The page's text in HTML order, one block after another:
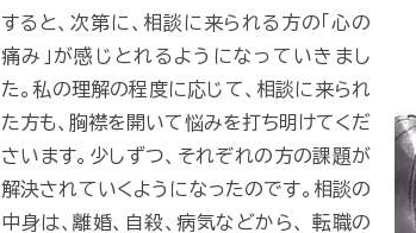
すると、次第に、相談に来られる方の「心の
痛み」が感じとれるようになっていきまし
た。私の理解の程度に応じて、相談に来られ
た方も、胸襟を開いて悩みを打ち明けてくだ
さいます。少しずつ、それぞれの方の課題が
解決されていくようになったのです。相談の
中身は、離婚、自殺、病気などから、 転職の